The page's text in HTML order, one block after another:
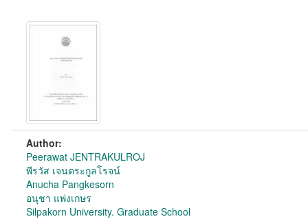
Author:
Peerawat JENTRAKULROJ
พีรวัส เจนตระกูลโรจน์
Anucha Pangkesorn
อนุชา แพ่งเกษร
Silpakorn University. Graduate School